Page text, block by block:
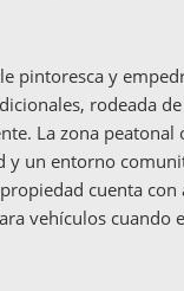
pintoresca y
rodeada
La zona peatonal
y un entorno
cuenta con
vehículos cuando